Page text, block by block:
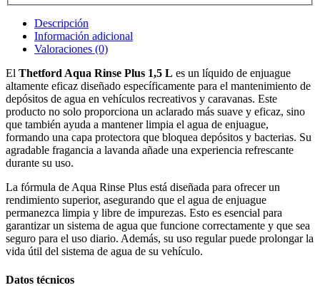
Descripción
Información adicional
Valoraciones (0)
El Thetford Aqua Rinse Plus 1,5 L es un líquido de enjuague
altamente eficaz diseñado específicamente para el mantenimiento de
depósitos de agua en vehículos recreativos y caravanas. Este
producto no solo proporciona un aclarado más suave y eficaz, sino
que también ayuda a mantener limpia el agua de enjuague,
formando una capa protectora que bloquea depósitos y bacterias. Su
agradable fragancia a lavanda añade una experiencia refrescante
durante su uso.
La fórmula de Aqua Rinse Plus está diseñada para ofrecer un
rendimiento superior, asegurando que el agua de enjuague
permanezca limpia y libre de impurezas. Esto es esencial para
garantizar un sistema de agua que funcione correctamente y que sea
seguro para el uso diario. Además, su uso regular puede prolongar la
vida útil del sistema de agua de su vehículo.
Datos técnicos